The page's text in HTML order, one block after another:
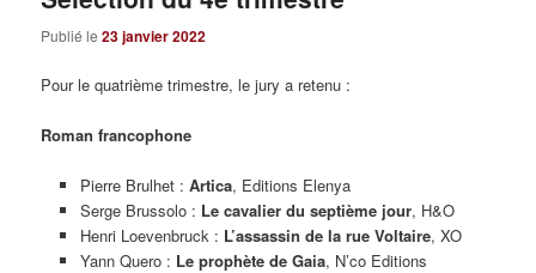
Publié le23 janvier 2022
Pour le quatrième trimestre, le jury a retenu :
Roman francophone
Pierre Brulhet : Artica, Editions Elenya
Serge Brussolo : Le cavalier du septième jour, H&O
Henri Loevenbruck : L’assassin de la rue Voltaire, XO
Yann Quero : Le prophète de Gaia, N’co Editions